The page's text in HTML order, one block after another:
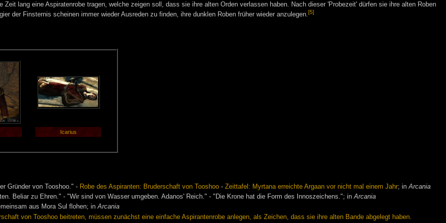
lang eine Aspiratenrobe tragen, welche zeigen soll, dass sie ihre alten Orden verlassen haben. Nach dieser 'Probezeit' dürfen sie ihre alten Roben
der Finsternis scheinen immer wieder Ausreden zu finden, ihre dunklen Roben früher wieder anzulegen.[5]
Icarius
Gründer von Tooshoo." - Robe des Aspiranten: Bruderschaft von Tooshoo -Zeittafel: Myrtana erreichte Argaan vor nicht mal einem Jahr; inArcania
Beliar zu Ehren." - "Wir sind von Wasser umgeben. Adanos' Reich." - "Die Krone hat die Form des Innoszeichens."; inArcania
aus Mora Sul flohen; inArcania
von Tooshoo beitreten, müssen zunächst eine einfache Aspirantenrobe anlegen, als Zeichen, dass sie ihre alten Bande abgelegt haben.